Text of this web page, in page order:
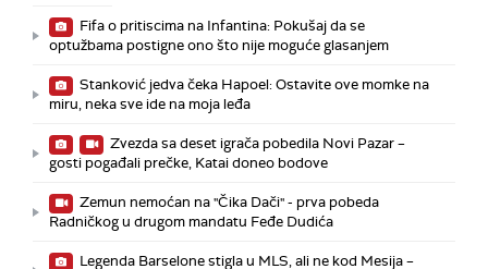
Fifa o pritiscima na Infantina: Pokušaj da se
optužbama postigne ono što nije moguće glasanjem
Stanković jedva čeka Hapoel: Ostavite ove momke na
miru, neka sve ide na moja leđa
Zvezda sa deset igrača pobedila Novi Pazar –
gosti pogađali prečke, Katai doneo bodove
Zemun nemoćan na "Čika Dači" - prva pobeda
Radničkog u drugom mandatu Feđe Dudića
Legenda Barselone stigla u MLS, ali ne kod Mesija –